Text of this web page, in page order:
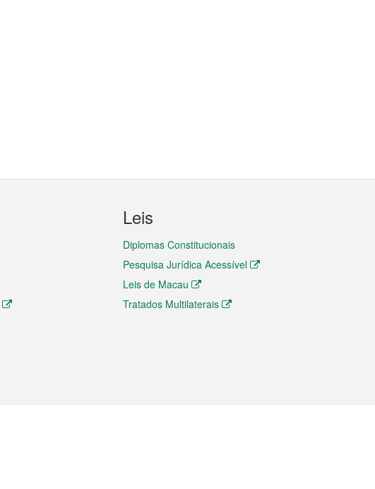
Leis
Diplomas Constitucionais
Pesquisa Jurídica Acessível
Leis de Macau
Tratados Multilaterais